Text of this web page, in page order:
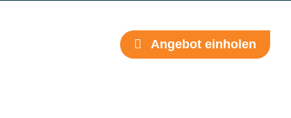
Angebot einholen